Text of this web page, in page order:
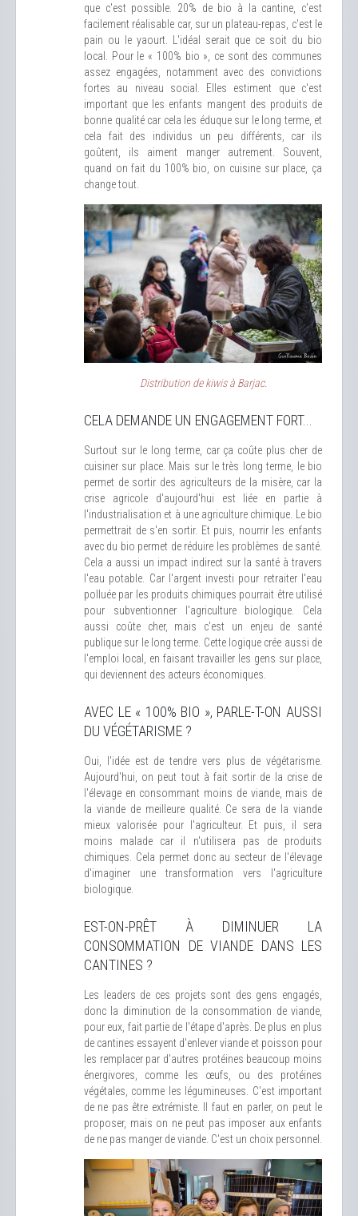
que c'est possible. 20% de bio à la cantine, c'est
facilement réalisable car, sur un plateau-repas, c'est le
pain ou le yaourt. L'idéal serait que ce soit du bio
local. Pour le « 100% bio », ce sont des communes
assez engagées, notamment avec des convictions
fortes au niveau social. Elles estiment que c'est
important que les enfants mangent des produits de
bonne qualité car cela les éduque sur le long terme, et
cela fait des individus un peu différents, car ils
goûtent, ils aiment manger autrement. Souvent,
quand on fait du 100% bio, on cuisine sur place, ça
change tout.
Distribution de kiwis à Barjac.
CELA DEMANDE UN ENGAGEMENT FORT...
Surtout sur le long terme, car ça coûte plus cher de
cuisiner sur place. Mais sur le très long terme, le bio
permet de sortir des agriculteurs de la misère, car la
crise agricole d'aujourd'hui est liée en partie à
l'industrialisation et à une agriculture chimique. Le bio
permettrait de s'en sortir. Et puis, nourrir les enfants
avec du bio permet de réduire les problèmes de santé.
Cela a aussi un impact indirect sur la santé à travers
l'eau potable. Car l'argent investi pour retraiter l'eau
polluée par les produits chimiques pourrait être utilisé
pour subventionner l'agriculture biologique. Cela
aussi coûte cher, mais c'est un enjeu de santé
publique sur le long terme. Cette logique crée aussi de
l'emploi local, en faisant travailler les gens sur place,
qui deviennent des acteurs économiques.
AVEC LE « 100% BIO », PARLE-T-ON AUSSI
DU VÉGÉTARISME ?
Oui, l'idée est de tendre vers plus de végétarisme.
Aujourd'hui, on peut tout à fait sortir de la crise de
l'élevage en consommant moins de viande, mais de
la viande de meilleure qualité. Ce sera de la viande
mieux valorisée pour l'agriculteur. Et puis, il sera
moins malade car il n'utilisera pas de produits
chimiques. Cela permet donc au secteur de l'élevage
d'imaginer une transformation vers l'agriculture
biologique.
EST-ON-PRÊT À DIMINUER LA
CONSOMMATION DE VIANDE DANS LES
CANTINES ?
Les leaders de ces projets sont des gens engagés,
donc la diminution de la consommation de viande,
pour eux, fait partie de l'étape d'après. De plus en plus
de cantines essayent d'enlever viande et poisson pour
les remplacer par d'autres protéines beaucoup moins
énergivores, comme les œufs, ou des protéines
végétales, comme les légumineuses. C'est important
de ne pas être extrémiste. Il faut en parler, on peut le
proposer, mais on ne peut pas imposer aux enfants
de ne pas manger de viande. C'est un choix personnel.